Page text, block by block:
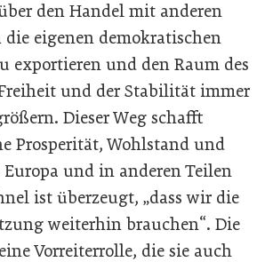
den Handel mit anderen
die eigenen demokratischen
exportieren und den Raum des
und der Stabilität immer
Dieser Weg schafft
Prosperität, Wohlstand und
und in anderen Teilen
ist überzeugt, „dass wir die
weiterhin brauchen“. Die
Vorreiterrolle, die sie auch